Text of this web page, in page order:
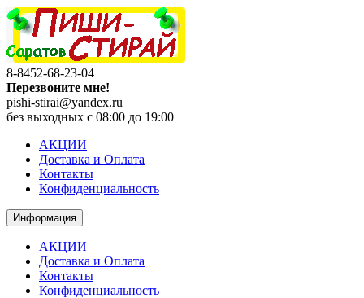
8-8452-68-23-04
Перезвоните мне!
pishi-stirai@yandex.ru
без выходных с 08:00 до 19:00
АКЦИИ
Доставка и Оплата
Контакты
Конфиденциальность
Информация
АКЦИИ
Доставка и Оплата
Контакты
Конфиденциальность